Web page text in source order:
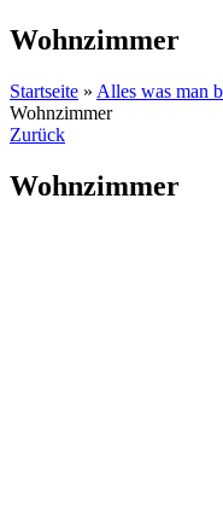
Wohnzimmer
Startseite » Alles was man
Wohnzimmer
Zurück
Wohnzimmer